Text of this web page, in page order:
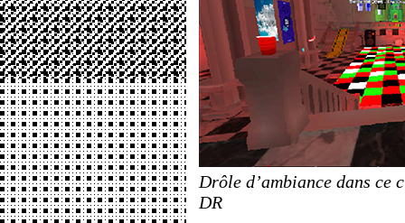
Drôle d’ambiance dans
DR